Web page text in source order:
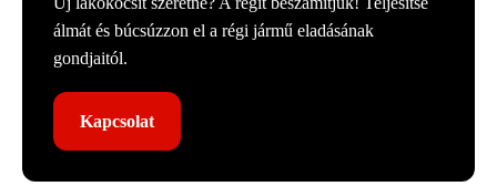
álmát és búcsúzzon el a régi jármű eladásának
gondjaitól.
Kapcsolat